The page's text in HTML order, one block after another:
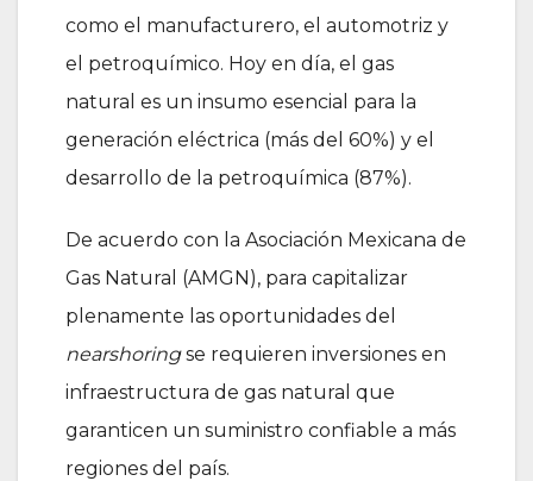
como el manufacturero, el automotriz y
el petroquímico. Hoy en día, el gas
natural es un insumo esencial para la
generación eléctrica (más del 60%) y el
desarrollo de la petroquímica (87%).
De acuerdo con la Asociación Mexicana de
Gas Natural (AMGN), para capitalizar
plenamente las oportunidades del
nearshoringse requieren inversiones en
infraestructura de gas natural que
garanticen un suministro confiable a más
regiones del país.